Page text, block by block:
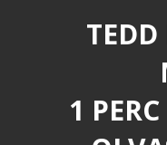
TEDD
1